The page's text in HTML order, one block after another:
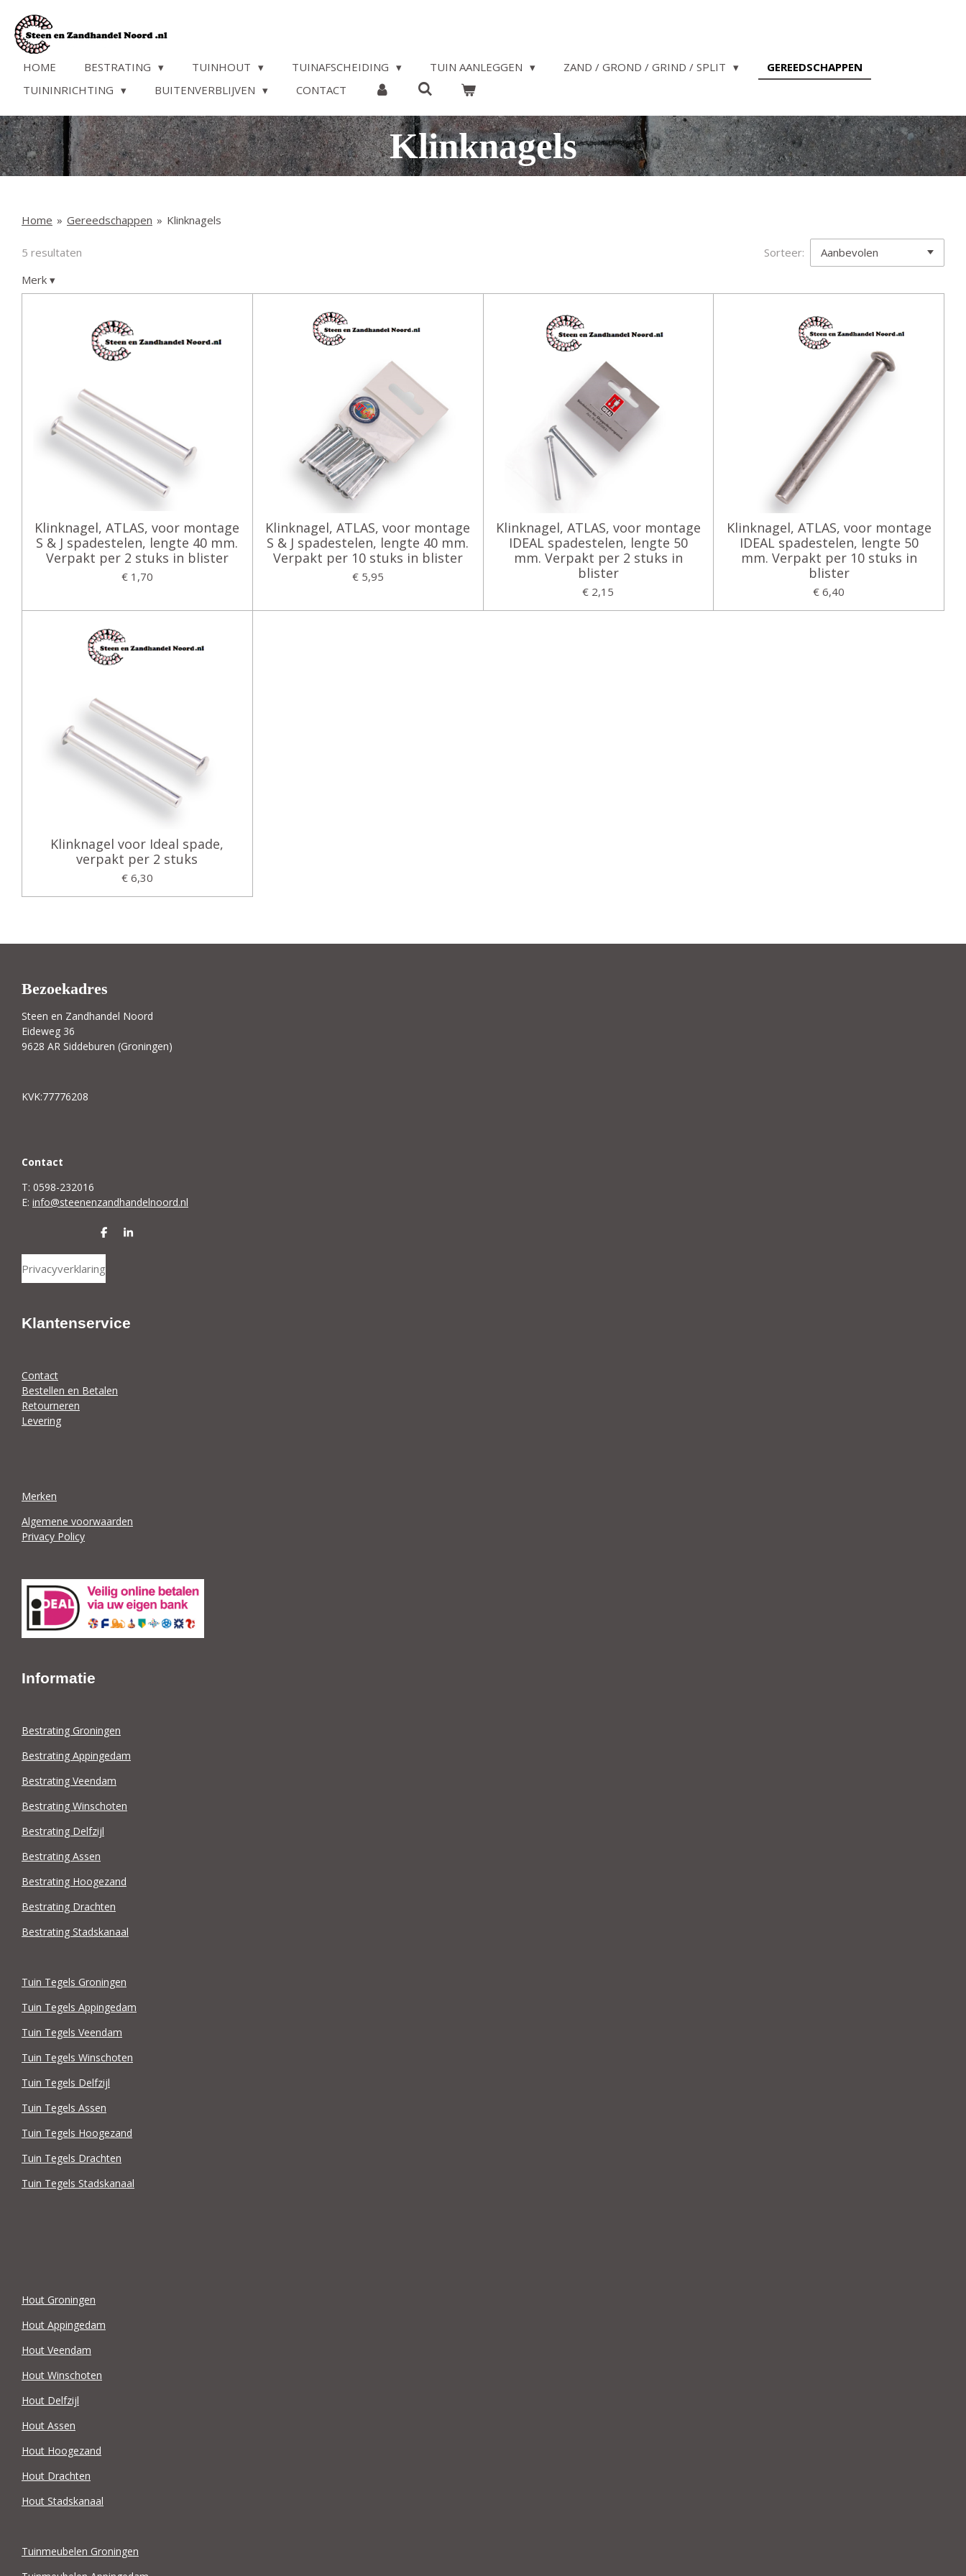
direct
naar
HOME BESTRATING TUINHOUT TUINAFSCHEIDING TUIN AANLEGGEN ZAND / GROND / GRIND / SPLIT
GEREEDSCHAPPEN
TUININRICHTING
BUITENVERBLIJVEN CONTACT
Klinknagels
Home » Gereedschappen » Klinknagels
5 resultaten
Sorteer:
Merk ▾
Klinknagel, ATLAS, voor montage
S & J spadestelen, lengte 40 mm.
Verpakt per 2 stuks in blister
€ 1,70
Klinknagel, ATLAS, voor montage
S & J spadestelen, lengte 40 mm.
Verpakt per 10 stuks in blister
€ 5,95
Klinknagel, ATLAS, voor montage
IDEAL spadestelen, lengte 50
mm. Verpakt per 2 stuks in
blister
€ 2,15
Klinknagel, ATLAS, voor montage
IDEAL spadestelen, lengte 50
mm. Verpakt per 10 stuks in
blister
€ 6,40
Klinknagel voor Ideal spade,
verpakt per 2 stuks
€ 6,30
Bezoekadres
Steen en Zandhandel Noord
Eideweg 36
9628 AR Siddeburen (Groningen)
KVK:77776208
Contact
T: 0598-232016
E: info@steenenzandhandelnoord.nl
D
l
e
n
S
Privacyverklaring
Klantenservice
Contact
Bestellen en Betalen
Retourneren
Levering
Merken
Algemene voorwaarden
Privacy Policy
Informatie
Bestrating Groningen
Bestrating Appingedam
Bestrating Veendam
Bestrating Winschoten
Bestrating Delfzijl
Bestrating Assen
Bestrating Hoogezand
Bestrating Drachten
Bestrating Stadskanaal
Tuin Tegels Groningen
Tuin Tegels Appingedam
Tuin Tegels Veendam
Tuin Tegels Winschoten
Tuin Tegels Delfzijl
Tuin Tegels Assen
Tuin Tegels Hoogezand
Tuin Tegels Drachten
Tuin Tegels Stadskanaal
Hout Groningen
Hout Appingedam
Hout Veendam
Hout Winschoten
Hout Delfzijl
Hout Assen
Hout Hoogezand
Hout Drachten
Hout Stadskanaal
Tuinmeubelen Groningen